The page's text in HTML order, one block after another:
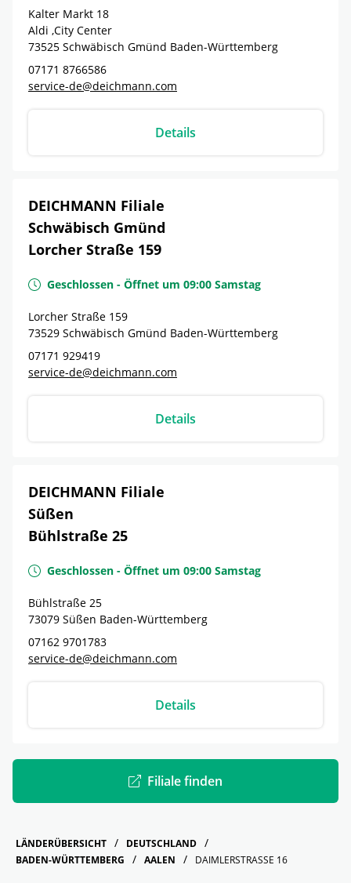
Kalter Markt 18
Aldi ,City Center
73525 Schwäbisch Gmünd Baden-Württemberg
07171 8766586
service-de@deichmann.com
Details
DEICHMANN Filiale
Schwäbisch Gmünd
Lorcher Straße 159
Geschlossen - Öffnet um 09:00 Samstag
Lorcher Straße 159
73529 Schwäbisch Gmünd Baden-Württemberg
07171 929419
service-de@deichmann.com
Details
DEICHMANN Filiale
Süßen
Bühlstraße 25
Geschlossen - Öffnet um 09:00 Samstag
Bühlstraße 25
73079 Süßen Baden-Württemberg
07162 9701783
service-de@deichmann.com
Details
Filiale finden
LÄNDERÜBERSICHT
DEUTSCHLAND
BADEN-WÜRTTEMBERG
AALEN DAIMLERSTRASSE 16